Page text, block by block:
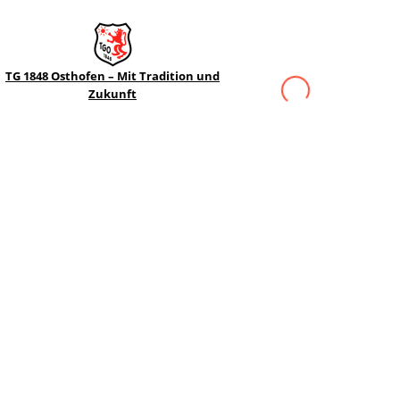
TG 1848 Osthofen – Mit Tradition und
Zukunft